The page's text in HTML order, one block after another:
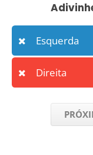
Esquerda
Direita